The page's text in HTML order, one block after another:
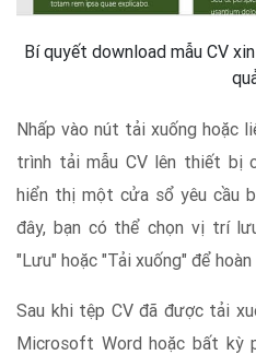
Bí quyết download mẫu CV
Nhấp vào nút tải xuống hoặc
trình tải mẫu CV lên thiết bị
hiển thị một cửa sổ yêu cầu
đây, bạn có thể chọn vị trí
"Lưu" hoặc "Tải xuống" để
Sau khi tệp CV đã được tải
Microsoft Word hoặc bất kỳ